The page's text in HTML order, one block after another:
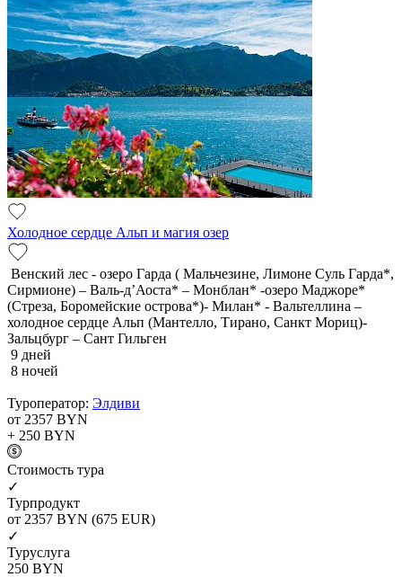
Холодное сердце Альп и магия озер
Венский лес - озеро Гарда ( Мальчезине, Лимоне Суль Гарда*,
Сирмионе) – Валь-д’Аоста* – Монблан* -озеро Маджоре*
(Стреза, Боромейские острова*)- Милан* - Вальтеллина –
холодное сердце Альп (Мантелло, Тирано, Санкт Мориц)-
Зальцбург – Сант Гильген
9 дней
8 ночей
Туроператор: Элдиви
от 2357 BYN
+ 250 BYN
Cтоимость тура
✓
Турпродукт
от 2357 BYN (675 EUR)
✓
Туруслуга
250 BYN